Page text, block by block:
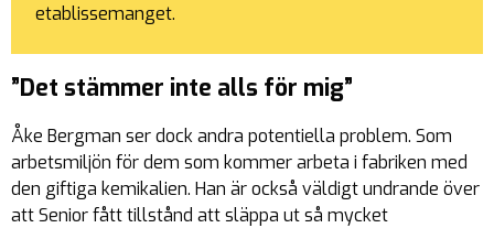
etablissemanget.
”Det stämmer inte alls för mig”
Åke Bergman ser dock andra potentiella problem. Som
arbetsmiljön för dem som kommer arbeta i fabriken med
den giftiga kemikalien. Han är också väldigt undrande över
att Senior fått tillstånd att släppa ut så mycket